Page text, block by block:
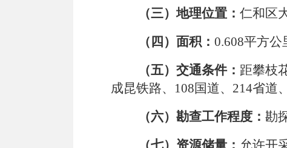
（三）地理位置：仁和区
（四）面积：0.608平方公
（五）交通条件： 距攀枝
成昆铁路、 108国道、 214省道
（六）勘查工作程度：勘
（七）资源储量： 允许开